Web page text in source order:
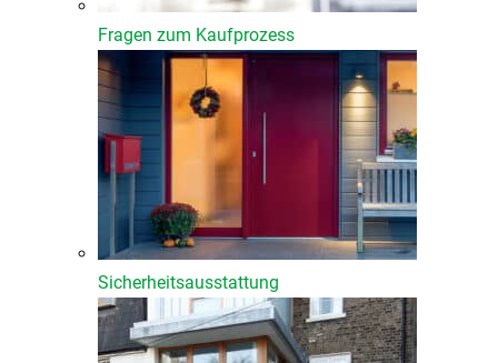
Fragen zum Kaufprozess
Sicherheitsausstattung